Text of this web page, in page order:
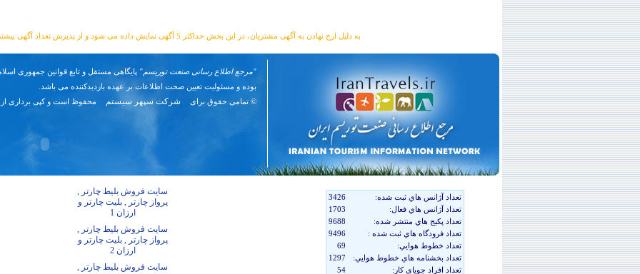
به دلیل ارج نهادن به آگهی مشتریان، در این بخش حداکثر 5 آگهی نمایش داده می شود و از پذیرش تعداد آگهی بیشتر معذوریم.
"مرجع اطلاع رسانی صنعت توریسم" پایگاهی مستقل و تابع قوانین جمهوری
بوده و مسئوليت تعیین صحت اطلاعات بر عهده بازدیدکننده می باشد.
© تمامی حقوق برای
شرکت سپهر سیستم محفوظ است و کپی برداری
سایت فروش بلیط چارتر ,
پرواز چارتر , بلیت چارتر و
ارزان 1
سایت فروش بلیط چارتر ,
پرواز چارتر , بلیت چارتر و
ارزان 2
سایت فروش بلیط چارتر ,
3426
تعداد آژانس هاي ثبت شده:
1703
تعداد آژانس هاي فعال:
9688
تعداد پکيج هاي منتشر شده:
9496
تعداد فرودگاه هاي ثبت شده :
69
تعداد خطوط هوايي:
1297
تعداد بخشنامه هاي خطوط هوايي:
54
تعداد افراد جوياي کار: